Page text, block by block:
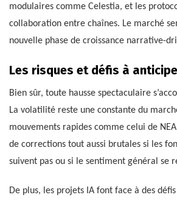
modulaires comme Celestia, et les
collaboration entre chaînes. Le marché
nouvelle phase de croissance narrative-
Les risques et défis à
Bien sûr, toute hausse spectaculaire
La volatilité reste une constante du
mouvements rapides comme celui de
de corrections tout aussi brutales si les
suivent pas ou si le sentiment général se
De plus, les projets IA font face à des